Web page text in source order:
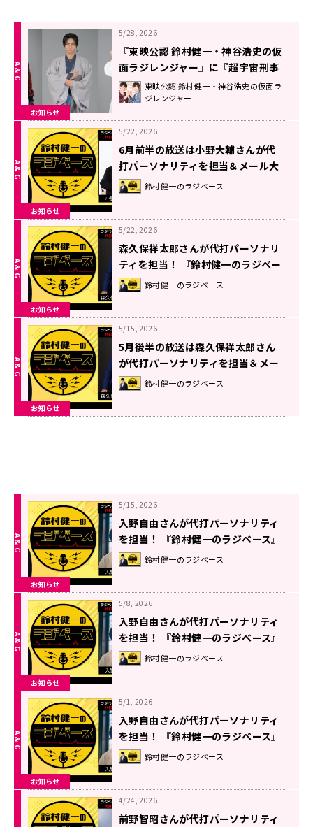
お知らせ
5/28, 2026
『東映公認 鈴村健一・神谷浩史の仮
面ラジレンジャー』に『超宇宙刑事
ギャバン インフィニティ』のキャス
ト陣が2週連続で登場！
東映公認 鈴村健一・神谷浩史の仮面ラ
ジレンジャー
お知らせ
5/22, 2026
6月前半の放送は小野大輔さんが代
打パーソナリティを担当＆メール大
募集！『鈴村健一のラジベース』
鈴村健一のラジベース
お知らせ
5/22, 2026
森久保祥太郎さんが代打パーソナリ
ティを担当！ 『鈴村健一のラジベー
ス』#217鈴村健一のラジベース
お知らせ
5/15, 2026
5月後半の放送は森久保祥太郎さん
が代打パーソナリティを担当＆メー
ル大募集！『鈴村健一のラジベー
ス』
鈴村健一のラジベース
お知らせ
5/15, 2026
入野自由さんが代打パーソナリティ
を担当！ 『鈴村健一のラジベース』
#216 鈴村健一のラジベース
お知らせ
5/8, 2026
入野自由さんが代打パーソナリティ
を担当！ 『鈴村健一のラジベース』
#215 鈴村健一のラジベース
お知らせ
5/1, 2026
入野自由さんが代打パーソナリティ
を担当！ 『鈴村健一のラジベース』
#214 鈴村健一のラジベース
4/24, 2026
前野智昭さんが代打パーソナリティ